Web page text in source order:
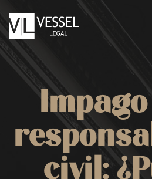
al
contenido
civil: